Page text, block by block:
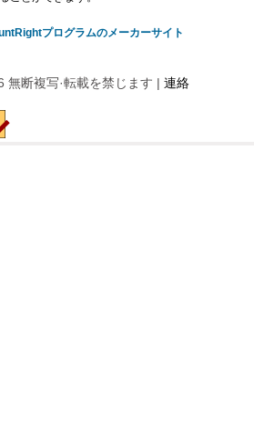
プログラムのメーカーサイト
無断複写·転載を禁じます | 連絡